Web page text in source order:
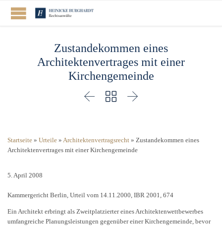
Zustandekommen eines
Architektenvertrages mit einer
Kirchengemeinde
  
Startseite » Urteile » Architektenvertragsrecht » Zustandekommen eines
Architektenvertrages mit einer Kirchengemeinde
5. April 2008
Kammergericht Berlin, Urteil vom 14.11.2000, IBR 2001, 674
Ein Architekt erbringt als Zweitplatzierter eines Architektenwettbewerbes
umfangreiche Planungsleistungen gegenüber einer Kirchengemeinde, bevor